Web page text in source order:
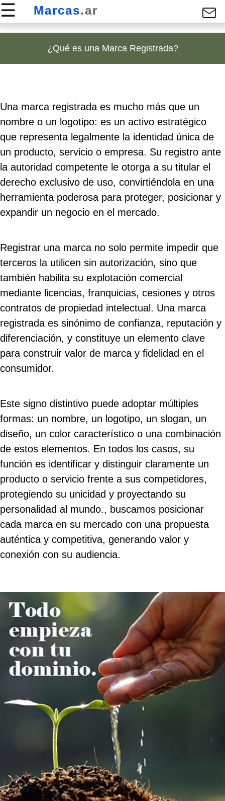
☰ Marcas.ar
¿Qué es una Marca Registrada?
Una marca registrada es mucho más que un
nombre o un logotipo: es un activo estratégico
que representa legalmente la identidad única de
un producto, servicio o empresa. Su registro ante
la autoridad competente le otorga a su titular el
derecho exclusivo de uso, convirtiéndola en una
herramienta poderosa para proteger, posicionar y
expandir un negocio en el mercado.
Registrar una marca no solo permite impedir que
terceros la utilicen sin autorización, sino que
también habilita su explotación comercial
mediante licencias, franquicias, cesiones y otros
contratos de propiedad intelectual. Una marca
registrada es sinónimo de confianza, reputación y
diferenciación, y constituye un elemento clave
para construir valor de marca y fidelidad en el
consumidor.
Este signo distintivo puede adoptar múltiples
formas: un nombre, un logotipo, un slogan, un
diseño, un color característico o una combinación
de estos elementos. En todos los casos, su
función es identificar y distinguir claramente un
producto o servicio frente a sus competidores,
protegiendo su unicidad y proyectando su
personalidad al mundo., buscamos posicionar
cada marca en su mercado con una propuesta
auténtica y competitiva, generando valor y
conexión con su audiencia.